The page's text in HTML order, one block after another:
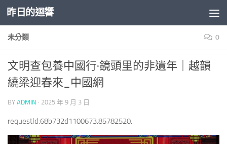
Skip to content
昨日的迴響
未分類 0
文明查包養中國行·鏡頭里的非遺年｜越韻
繞梁迎春來_中國網
BY ADMIN · 2025 年 9 月 3 日
requestId:68b732d1100673.85782520.